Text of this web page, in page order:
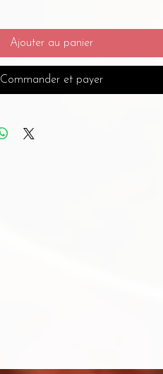
Ajouter au panier
Commander et payer